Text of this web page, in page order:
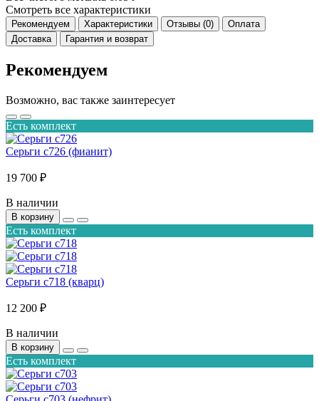
Смотреть все характеристики
Рекомендуем Характеристики Отзывы (0)
Оплата
Доставка
Гарантия и возврат
Рекомендуем
Возможно, вас также заинтересует
Есть комплект
Серьги с726 (фианит)
19 700 ₽
В наличии
В корзину
Есть комплект
Серьги с718 (кварц)
12 200 ₽
В наличии
В корзину
Есть комплект